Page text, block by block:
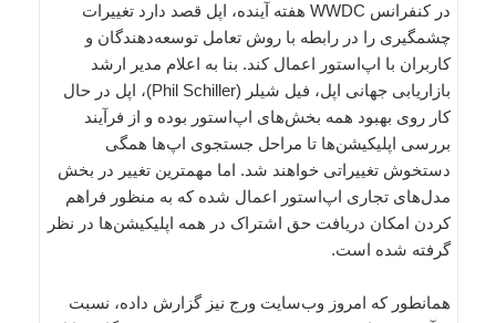
در کنفرانس WWDC هفته آینده، اپل قصد دارد تغییرات
چشمگیری را در رابطه با روش تعامل توسعه‌دهندگان و
کاربران با اپ‌استور اعمال کند. بنا به اعلام مدیر ارشد
بازاریابی جهانی اپل، فیل شیلر (Phil Schiller)، اپل در حال
کار روی بهبود همه بخش‌های اپ‌استور بوده و از فرآیند
بررسی اپلیکیشن‌ها تا مراحل جستجوی اپ‌ها همگی
دستخوش تغییراتی خواهند شد. اما مهمترین تغییر در بخش
مدل‌های تجاری اپ‌استور اعمال شده که به منظور فراهم
کردن امکان دریافت حق اشتراک در همه اپلیکیشن‌ها در نظر
گرفته شده است.
همانطور که امروز وب‌سایت ورج نیز گزارش داده، نسبت